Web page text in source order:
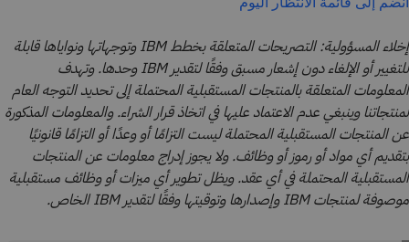
إخلاء المسؤولية: التصريحات المتعلقة بخطط IBM وتوجهاتها ونواياها قابلة
للتغيير أو الإلغاء دون إشعار مسبق وفقًا لتقدير IBM وحدها. وتهدف
المعلومات المتعلقة بالمنتجات المستقبلية المحتملة إلى تحديد التوجه العام
لمنتجاتنا وينبغي عدم الاعتماد عليها في اتخاذ قرار الشراء. والمعلومات المذكورة
عن المنتجات المستقبلية المحتملة ليست التزامًا أو وعدًا أو التزامًا قانونيًا
بتقديم أي مواد أو رموز أو وظائف. ولا يجوز إدراج معلومات عن المنتجات
المستقبلية المحتملة في أي عقد. ويظل تطوير أي ميزات أو وظائف مستقبلية
موصوفة لمنتجات IBM وإصدارها وتوقيتها وفقًا لتقدير IBM الخاص.